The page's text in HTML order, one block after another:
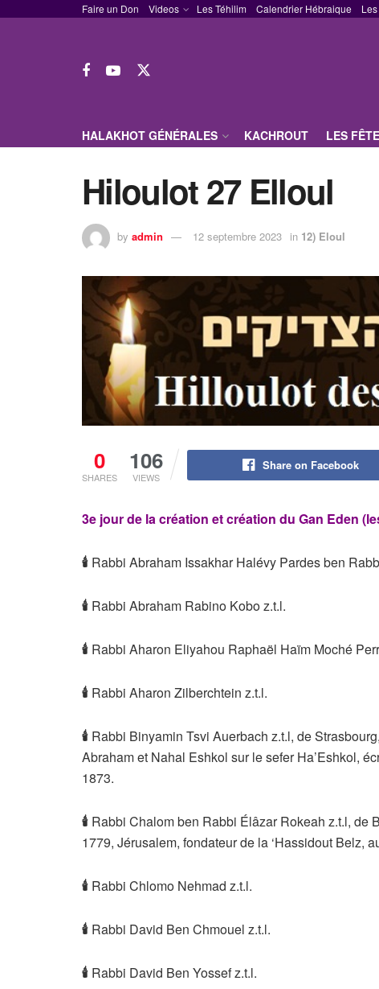
Faire un Don Videos Les Téhilim Calendrier Hébraique
HALAKHOT GÉNÉRALES KACHROUT LES
Hiloulot 27 Elloul
by admin 12 septembre 2023 in 12) Eloul
0
SHARES
106
VIEWS
Share on Facebook
3e jour de la création et création du Gan Eden
🕯 Rabbi Abraham Issakhar Halévy Pardes ben
🕯 Rabbi Abraham Rabino Kobo z.t.l.
🕯 Rabbi Aharon Eliyahou Raphaël Haïm Moché
🕯 Rabbi Aharon Zilberchtein z.t.l.
🕯 Rabbi Binyamin Tsvi Auerbach z.t.l, de
Abraham et Nahal Eshkol sur le sefer Ha’Eshkol,
1873.
🕯 Rabbi Chalom ben Rabbi Élâzar Rokeah z.t.l, de
1779, Jérusalem, fondateur de la ‘Hassidout Belz,
🕯 Rabbi Chlomo Nehmad z.t.l.
🕯 Rabbi David Ben Chmouel z.t.l.
🕯 Rabbi David Ben Yossef z.t.l.